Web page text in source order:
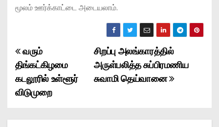
மூலம் ஊர்க்காட்டை அடையலாம்.
P
o
s
t
சிறப்பு அலங்காரத்தில்
அருள்பலித்த சுப்பிரமணிய
சுவாமி தெய்வானை
வரும்
திங்கட்கிழமை
கடலூரில் உள்ளூர்
விடுமுறை